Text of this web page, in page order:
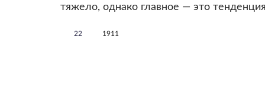
тяжело, однако главное — это
22 1911